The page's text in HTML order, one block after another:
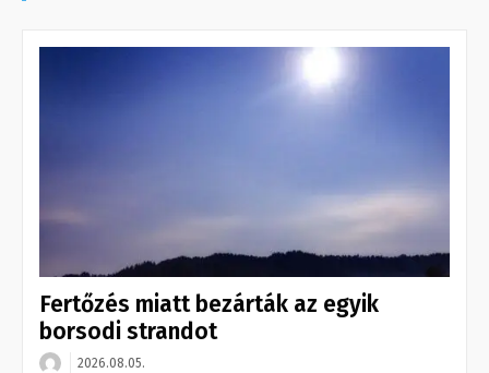
Fertőzés miatt bezárták az egyik
borsodi strandot
2026.08.05.